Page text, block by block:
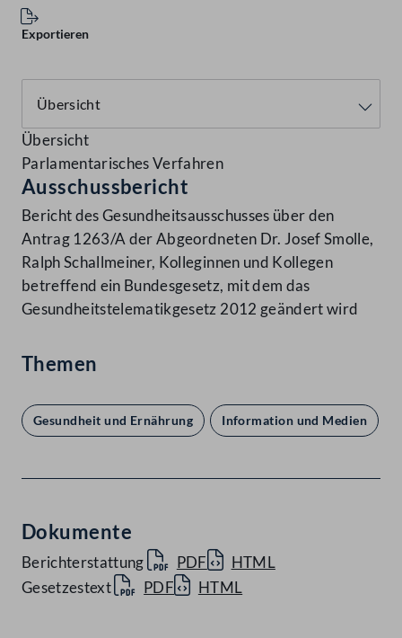
Exportieren
Übersicht
Parlamentarisches Verfahren
Ausschussbericht
Bericht des Gesundheitsausschusses über den
Antrag 1263/A der Abgeordneten Dr. Josef Smolle,
Ralph Schallmeiner, Kolleginnen und Kollegen
betreffend ein Bundesgesetz, mit dem das
Gesundheitstelematikgesetz 2012 geändert wird
Themen
Gesundheit und Ernährung Information und Medien
Dokumente
Berichterstattung PDF
HTML
Gesetzestext
PDF HTML